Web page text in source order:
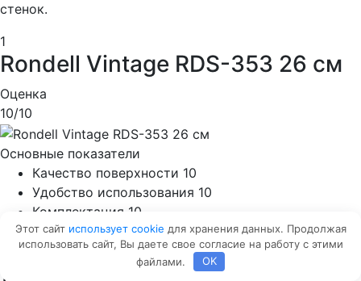
стенок.
1
Rondell Vintage RDS-353 26 см
Оценка
10/10
Основные показатели
Качество поверхности 10
Удобство использования 10
Комплектация 10
Соотношение цены и качества 10
Средняя цена товара: 5100 руб.
Этот сайт использует cookie для хранения данных. Продолжая
использовать сайт, Вы даете свое согласие на работу с этими
файлами.
OK